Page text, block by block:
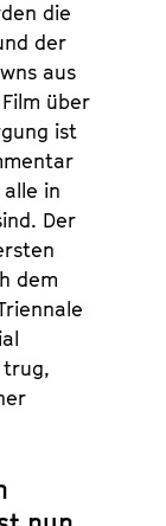
die
der
aus
über
ist
in
Der
dem
trug,